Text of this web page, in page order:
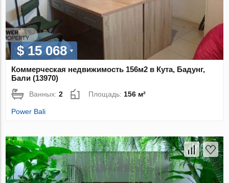
$ 15 068
Коммерческая недвижимость 156м2 в Кута, Бадунг,
Бали (13970)
Ванных:2 Площадь: 156 м²
Power Bali